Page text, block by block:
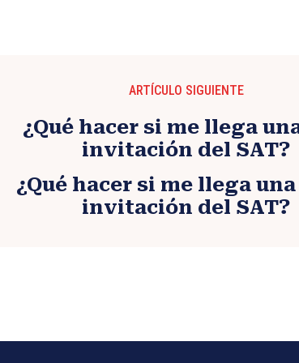
ARTÍCULO SIGUIENTE
¿Qué hacer si me llega
invitación del SAT?